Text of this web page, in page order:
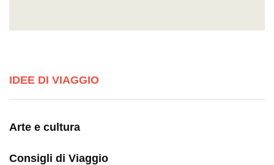
IDEE DI VIAGGIO
Arte e cultura
Consigli di Viaggio